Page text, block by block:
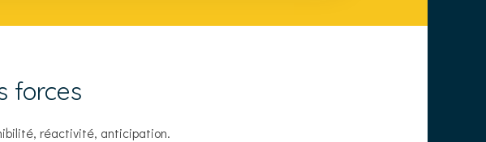
forces
réactivité, anticipation.